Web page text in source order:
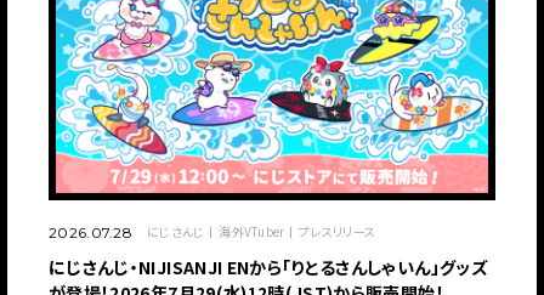
2026.07.28 にじさんじ 海外VTuber プレスリリース
にじさんじ・NIJISANJI ENから「りとるさんしゃいん」グッズ